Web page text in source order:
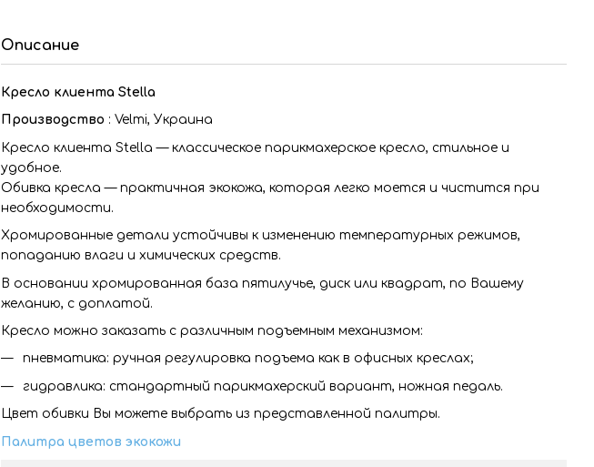
Описание
Кресло клиента Stella
Производство : Velmi, Украина
Кресло клиента Stella — классическое парикмахерское кресло, стильное и
удобное.
Обивка кресла — практичная экокожа, которая легко моется и чистится при
необходимости.
Хромированные детали устойчивы к изменению температурных режимов,
попаданию влаги и химических средств.
В основании хромированная база пятилучье, диск или квадрат, по Вашему
желанию, с доплатой.
Кресло можно заказать с различным подъемным механизмом:
пневматика: ручная регулировка подъема как в офисных креслах;
гидравлика: стандартный парикмахерский вариант, ножная педаль.
Цвет обивки Вы можете выбрать из представленной палитры.
Палитра цветов экокожи